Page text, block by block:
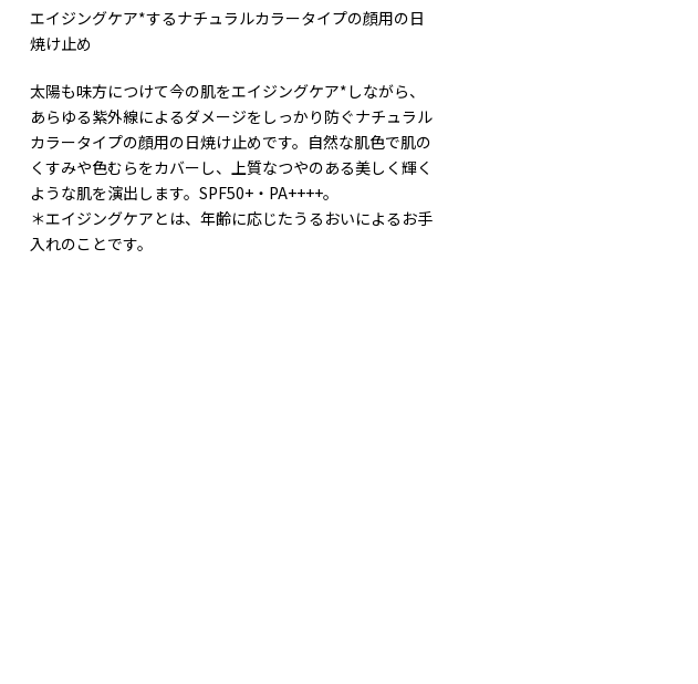
エイジングケア*するナチュラルカラータイプの顔用の日
焼け止め
太陽も味方につけて今の肌をエイジングケア*しながら、
あらゆる紫外線によるダメージをしっかり防ぐナチュラル
カラータイプの顔用の日焼け止めです。自然な肌色で肌の
くすみや色むらをカバーし、上質なつやのある美しく輝く
ような肌を演出します。SPF50+・PA++++。
＊エイジングケアとは、年齢に応じたうるおいによるお手
入れのことです。